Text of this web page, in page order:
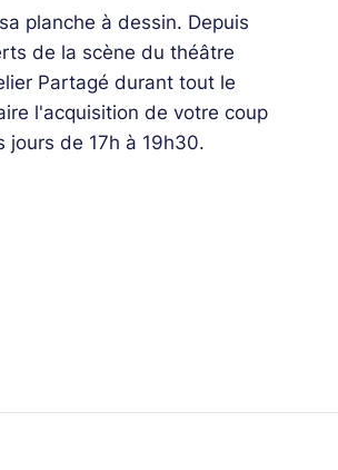
planche à dessin. Depuis
de la scène du théâtre
Partagé durant tout le
l'acquisition de votre coup
de 17h à 19h30.
Partagé et à la librairie
exposition. Un beau